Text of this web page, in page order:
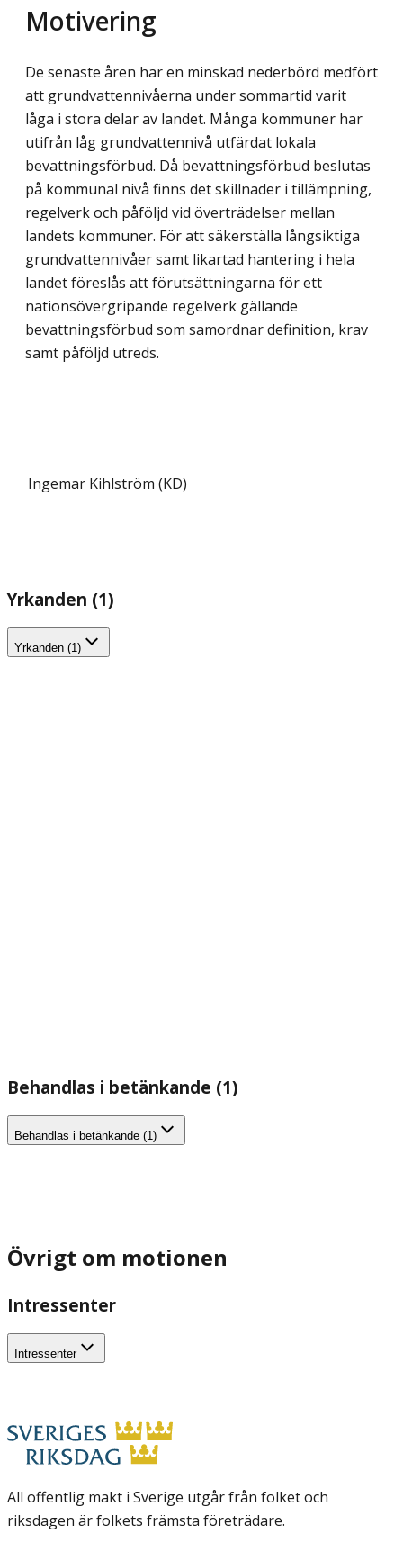
Motivering
De senaste åren har en minskad nederbörd medfört
att grundvattennivåerna under sommartid varit
låga i stora delar av landet. Många kommuner har
utifrån låg grund­vattennivå utfärdat lokala
bevattningsförbud. Då bevattningsförbud beslutas
på kommunal nivå finns det skillnader i tillämpning,
regelverk och påföljd vid överträdelser mellan
landets kommuner. För att säkerställa långsiktiga
grundvattennivåer samt likartad hantering i hela
landet föreslås att förutsättningarna för ett
nationsövergripande regelverk gällande
bevattningsförbud som samordnar definition, krav
samt påföljd utreds.
Ingemar Kihlström (KD)
Yrkanden (1)
Yrkanden (1)
Behandlas i betänkande (1)
Behandlas i betänkande (1)
Övrigt om motionen
Intressenter
Intressenter
All offentlig makt i Sverige utgår från folket och
riksdagen är folkets främsta företrädare.